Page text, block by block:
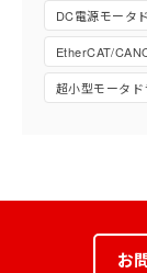
DC電源モータ
EtherCAT/
超小型モータド
お